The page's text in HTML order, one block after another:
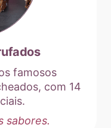
famosos
com 14
sabores.